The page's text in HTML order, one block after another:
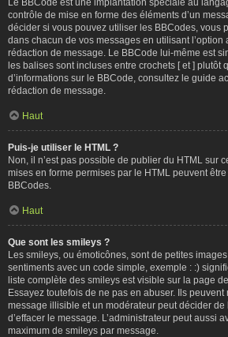
contrôle de mise en forme des éléments d’un
décider si vous pouvez utiliser les BBCodes, vous
dans chacun de vos messages en utilisant
rédaction de message. Le BBCode lui-même est
les balises sont incluses entre crochets [ et ] plutôt
d’informations sur le BBCode, consultez le guide
rédaction de message.
Haut
Puis-je utiliser le HTML ?
Non, il n’est pas possible de publier du HTML sur
mises en forme permises par le HTML peuvent
BBCodes.
Haut
Que sont les smileys ?
Les smileys, ou émoticônes, sont de petites
sentiments avec un code simple, exemple : :)
liste complète des smileys est visible sur la page
Essayez toutefois de ne pas en abuser. Ils
message illisible et un modérateur peut décider
d’effacer le message. L’administrateur peut aussi
maximum de smileys par message.